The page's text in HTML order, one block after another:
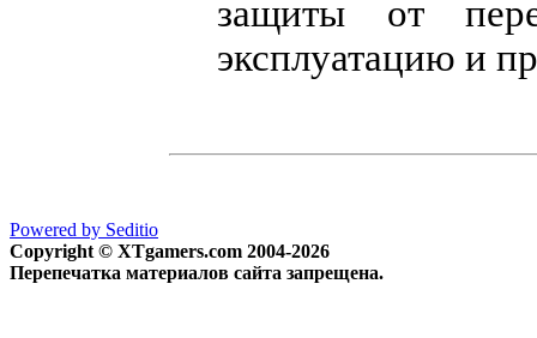
защиты от
эксплуатацию и
Powered by Seditio
Copyright © XTgamers.com 2004-2026
Перепечатка материалов сайта запрещена.